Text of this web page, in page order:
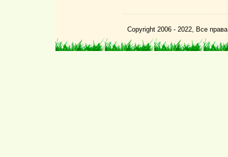
Copyright 2006 - 2022, Все